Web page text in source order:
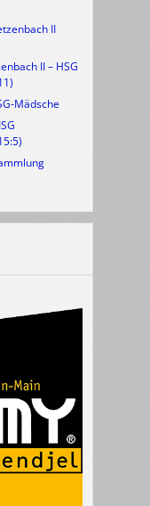
II
II – HSG
Mädsche